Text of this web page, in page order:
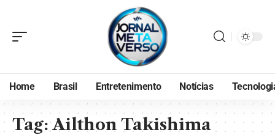
Home Brasil Entretenimento Notícias
Tag:Ailthon Takishima